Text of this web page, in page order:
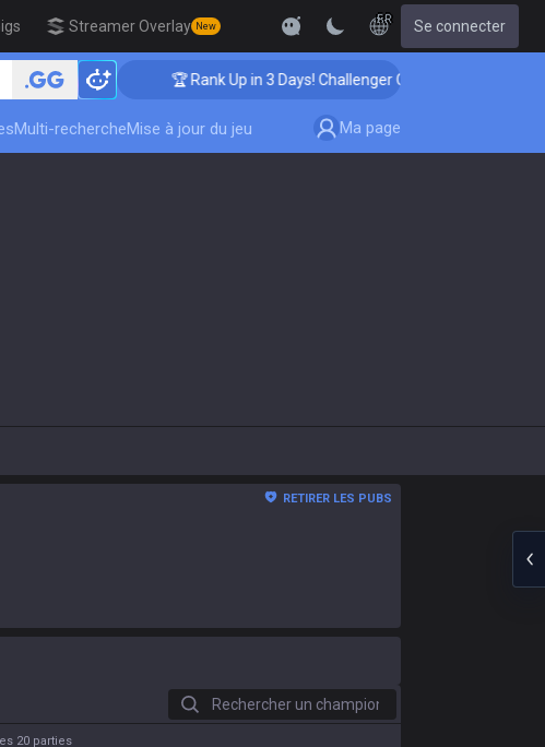
Streamer Overlay New
FR Se connecter
🏆 Rank Up in 3 Days! Challenger Coaching
Multi-rechercheMise à jour du jeu Ma page
RETIRER LES PUBS
Rechercher un champion
20 parties